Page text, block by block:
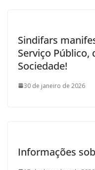
Sindifars
Serviço Público,
Sociedade!
30 de janeiro de 2026
Informações